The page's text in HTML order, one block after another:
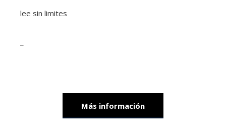
lee sin limites
Más información